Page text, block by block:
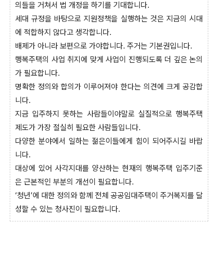
의들을 거쳐서 법 개정을 하기를 기대합니다.
세대 규정을 바탕으로 지원정책을 실행하는 것은 지금의 시대
에 적합하지 않다고 생각합니다.
배제가 아니라 보편으로 가야합니다. 주거는 기본권입니다.
행복주택의 사업 취지에 맞게 사업이 진행되도록 더 깊은 논의
가 필요합니다.
명확한 정의와 합의가 이루어져야 한다는 의견에 크게 공감합
니다.
지금 입주하지 못하는 사람들이야말로 실질적으로 행복주택
제도가 가장 절실히 필요한 사람들입니다.
다양한 분야에서 일하는 젊은이들에게 힘이 되어주시길 바랍
니다.
대상에 있어 사각지대를 양산하는 현재의 행복주택 입주기준
은 근본적인 부분의 개선이 필요합니다.
‘청년’에 대한 정의와 함께 전체 공공임대주택이 주거복지를 달
성할 수 있는 청사진이 필요합니다.